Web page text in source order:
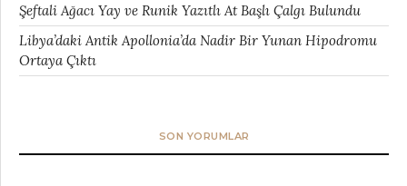
Şeftali Ağacı Yay ve Runik Yazıtlı At Başlı Çalgı Bulundu
Libya’daki Antik Apollonia’da Nadir Bir Yunan Hipodromu
Ortaya Çıktı
SON YORUMLAR